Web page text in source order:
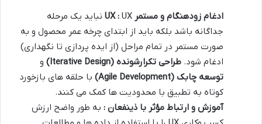
ادغام زودهنگام و مستمر
UX نباید یک مرحله
جداگانه باشد بلکه باید از ابتدای چرخه عمر محصول و به
صورت مستمر در تمام مراحل (از ایده پردازی تا نگهداری)
ادغام شود. طراحی تکرارشونده (Iterative Design)
و
توسعه چابک (Agile Development)
با حلقه های بازخورد
کوتاه به تطبیق با محدودیت ها کمک می کنند.
آموزش و ارتباط مؤثر با ذینفعان : به طور واضح ارزش